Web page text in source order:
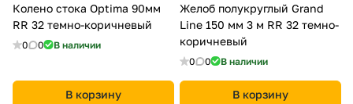
Колено стока Optima 90мм
RR 32 темно-коричневый
0 0 В наличии
В корзину
Желоб полукруглый Grand
Line 150 мм 3 м RR 32 темно-
коричневый
0 0 В наличии
В корзину